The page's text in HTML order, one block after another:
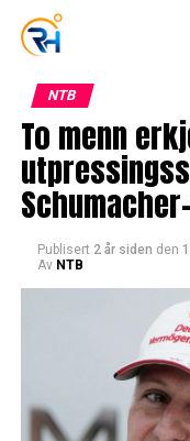
NTB
To menn
Publisert 2 år siden den
Av NTB